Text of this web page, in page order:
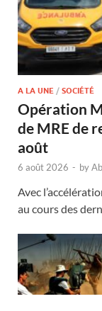
A LA UNE / SOCIÉTÉ
Opération
de MRE de
août
6 août 2026 - by
Avec
au cours des